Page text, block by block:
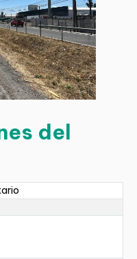
del